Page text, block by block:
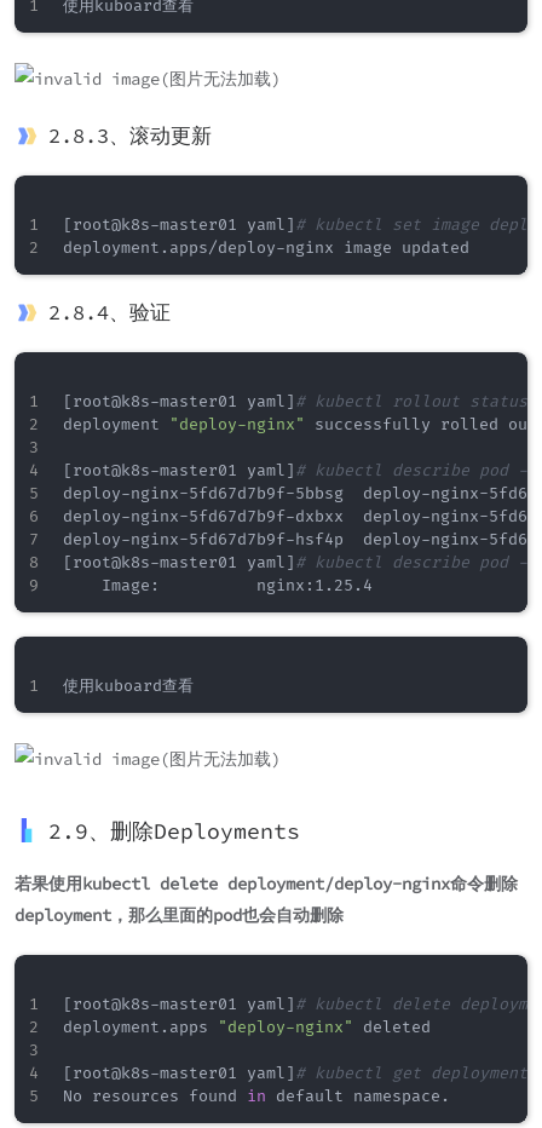
2.8.3、滚动更新
[root@k8s-master01 yaml] # kubectl set image
2.8.4、验证
[root@k8s-master01 yaml] # kubectl rollout status
deployment
"deploy-nginx" successfully rolled out
[root@k8s-master01 yaml] # kubectl describe pod -
deploy-nginx-5fd67d7b9f-5bbsg  deploy-nginx-
deploy-nginx-5fd67d7b9f-dxbxx  deploy-nginx-
[root@k8s-master01 yaml] # kubectl describe pod -
2.9、删除Deployments
若果使用kubectl delete deployment/deploy-nginx命令删除
deployment，那么里面的pod也会自动删除
[root@k8s-master01 yaml] # kubectl delete
deployment.apps
"deploy-nginx" deleted
[root@k8s-master01 yaml] # kubectl get
No resources found in